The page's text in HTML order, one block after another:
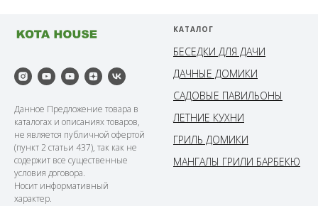
Данное Предложение товара в
каталогах и описаниях товаров,
не является публичной офертой
(пункт 2 статьи 437), так как не
содержит все существенные
условия договора.
Носит информативный
характер.
КАТАЛОГ
БЕСЕДКИ ДЛЯ ДАЧИ
ДАЧНЫЕ ДОМИКИ
САДОВЫЕ ПАВИЛЬОНЫ
ЛЕТНИЕ КУХНИ
ГРИЛЬ ДОМИКИ
МАНГАЛЫ ГРИЛИ БАРБЕКЮ